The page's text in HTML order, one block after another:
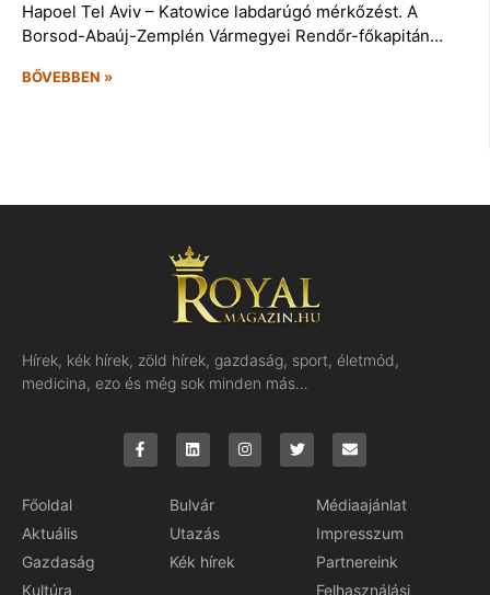
Hapoel Tel Aviv – Katowice labdarúgó mérkőzést. A
Borsod-Abaúj-Zemplén Vármegyei Rendőr-főkapitán…
BŐVEBBEN »
Hírek, kék hírek, zöld hírek, gazdaság, sport, életmód,
medicina, ezo és még sok minden más…
Főoldal
Aktuális
Gazdaság
Kultúra
Bulvár
Utazás
Kék hírek
Médiaajánlat
Impresszum
Partnereink
Felhasználási